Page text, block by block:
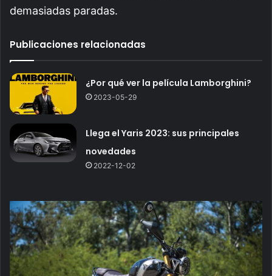
demasiadas paradas.
Publicaciones relacionadas
¿Por qué ver la película Lamborghini?
2023-05-29
Llega el Yaris 2023: sus principales
novedades
2022-12-02